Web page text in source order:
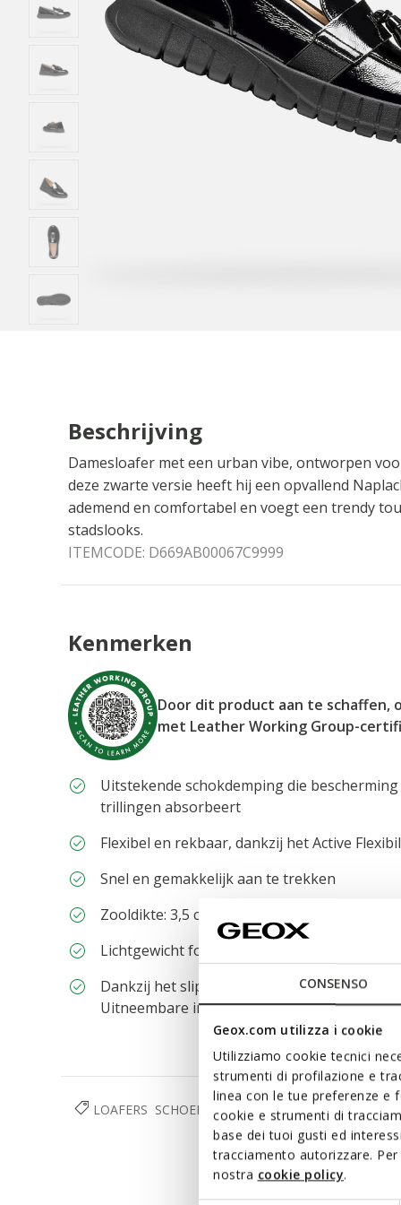
CONSENSO
Geox.com utilizza i cookie
Utilizziamo cookie tecnici
strumenti di profilazione e
linea con le tue preferenze e
cookie e strumenti di
base dei tuoi gusti ed
tracciamento autorizzare.
nostra cookie policy.
Beschrijving
Damesloafer met een urban vibe, ontworpen
deze zwarte versie heeft hij een opvallend
ademend en comfortabel en voegt een trendy
stadslooks.
ITEMCODE: D669AB00067C9999
Kenmerken
Door dit product aan te
met Leather Working Group-
Uitstekende schokdemping die
trillingen absorbeert
Flexibel en rekbaar, dankzij het Active
Snel en gemakkelijk aan te trekken
Zooldikte: 3,5 cm / 1,4"
Lichtgewicht footwear
Dankzij het slip-on ontwerp glijdt uw voet
Uitneembare inlegzool
LOAFERS SCHOENEN DAMES